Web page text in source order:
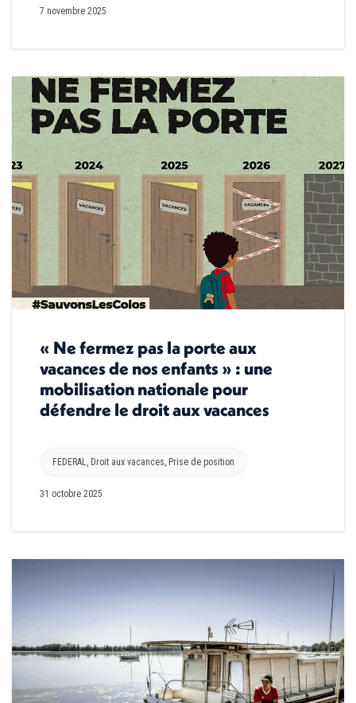
7 novembre 2025
« Ne fermez pas la porte aux
vacances de nos enfants » : une
mobilisation nationale pour
défendre le droit aux vacances
FEDERAL, Droit aux vacances, Prise de position
31 octobre 2025